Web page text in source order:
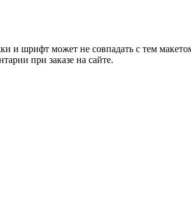
шрифт может не совпадать с тем
при заказе на сайте.